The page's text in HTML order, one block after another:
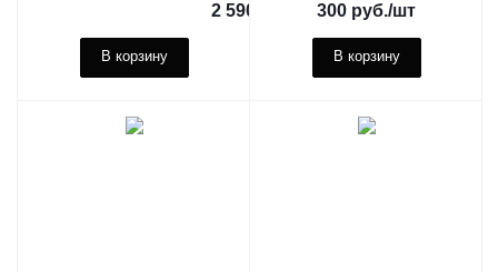
2 590 /шт
В корзину
300 руб./шт
В корзину